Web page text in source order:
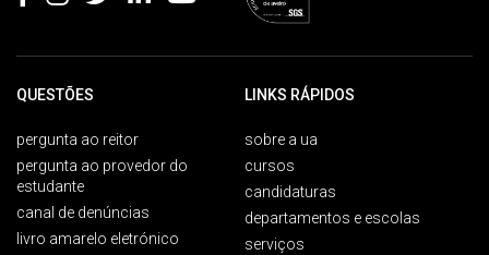
QUESTÕES
pergunta ao reitor
pergunta ao provedor do
estudante
canal de denúncias
livro amarelo eletrónico
LINKS RÁPIDOS
sobre a ua
cursos
candidaturas
departamentos e escolas
serviços